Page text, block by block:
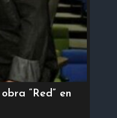
“Red” en